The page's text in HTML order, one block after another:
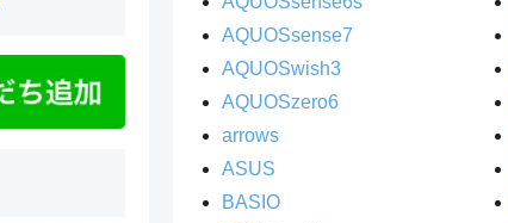
AQUOSsense7
AQUOSwish3
AQUOSzero6
arrows
ASUS
BASIO